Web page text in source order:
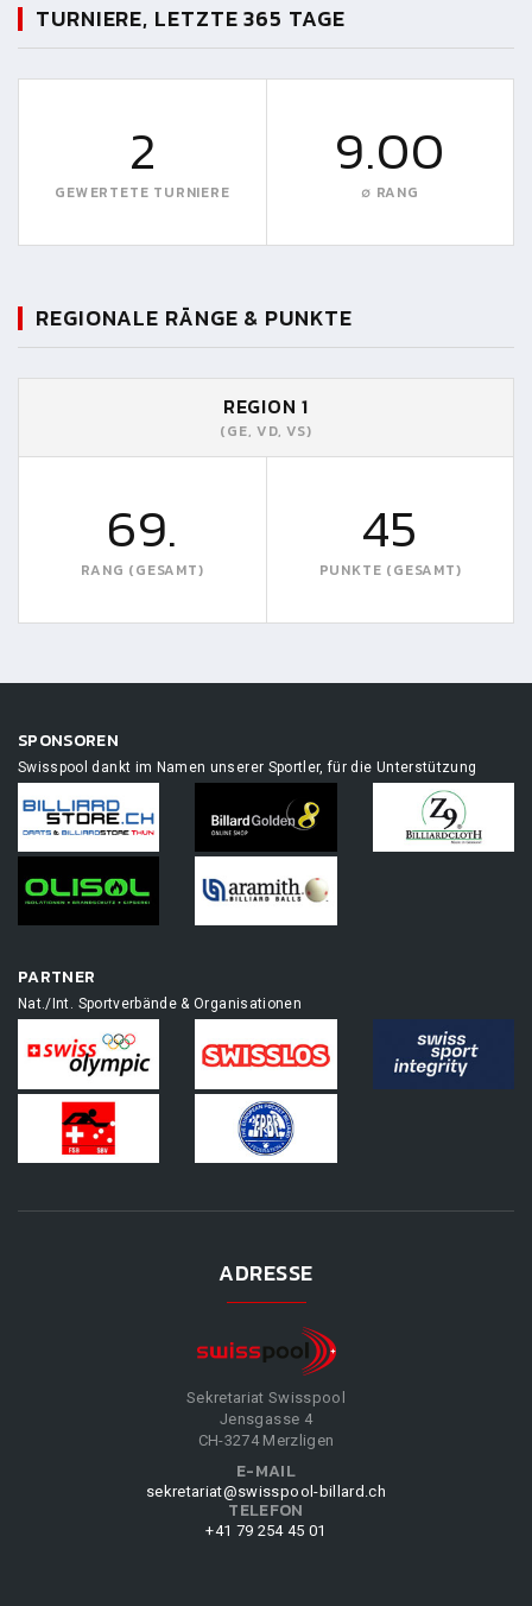
TURNIERE, LETZTE 365 TAGE
2
GEWERTETE TURNIERE
9.00
∅ RANG
REGIONALE RÄNGE & PUNKTE
REGION 1
(GE, VD, VS)
69.
RANG (GESAMT)
45
PUNKTE (GESAMT)
SPONSOREN
Swisspool dankt im Namen unserer Sportler, für die Unterstützung
PARTNER
Nat./Int. Sportverbände & Organisationen
ADRESSE
Sekretariat Swisspool
Jensgasse 4
CH-3274 Merzligen
E-MAIL
sekretariat@swisspool-billard.ch
TELEFON
+41 79 254 45 01